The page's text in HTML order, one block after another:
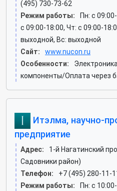
(495) 730-73-62
Режим работы:
Пн: c
c 09:00-18:00, Чт: c 09:00-
выходной, Вс: выходной
Сайт:
www.nucon.ru
Особенности:
компоненты/Оплата через
Итэлма, научно-
предприятие
Адрес:
1-й Нагатинский
Садовники район)
Телефон:
+7 (495) 280-11-
Режим работы:
Пн: c